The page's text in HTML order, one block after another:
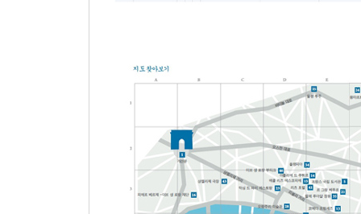
* 에디트 피아프
작은 참새가 마음으로 파리를 부르다
* 보리스 비앙
작가이자 음악가, 배우였던 만능 재주꾼
* 프랑수아 트뤼포